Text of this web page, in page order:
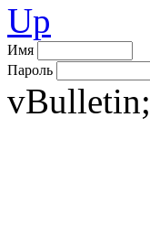
Up
Имя
Пароль